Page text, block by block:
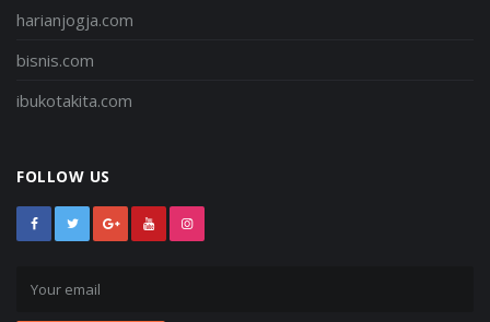
harianjogja.com
bisnis.com
ibukotakita.com
FOLLOW US